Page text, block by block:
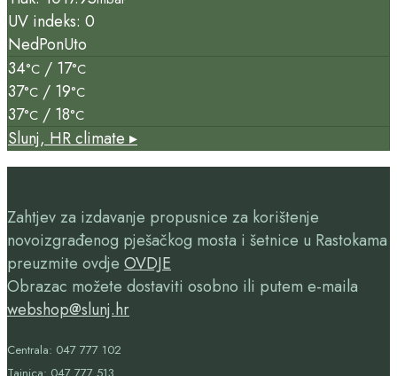
UV indeks: 0
NedPonUto
34°C / 17°C
37°C / 19°C
37°C / 18°C
Slunj, HRclimate ▸
Zahtjev za izdavanje propusnice za korištenje
novoizgrađenog pješačkog mosta i šetnice u Rastokama
preuzmite ovdje OVDJE
Obrazac možete dostaviti osobno ili putem e-maila
webshop@slunj.hr
Centrala: 047 777 102
Tajnica: 047 777 513